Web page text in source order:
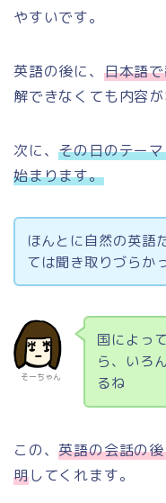
やすいです。
英語の後に、 日本語
解できなくても内容
次に、その日のテー
始まります。
ほんとに自然の英語
ては聞き取りづらか
そーちゃん
国によっ
ら、いろ
るね
この、英語の会話の
明してくれます。